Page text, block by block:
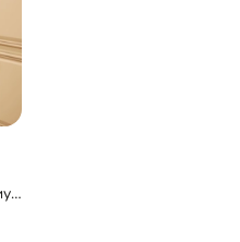
Торцевой комод Салленс Премиум с зеркалом